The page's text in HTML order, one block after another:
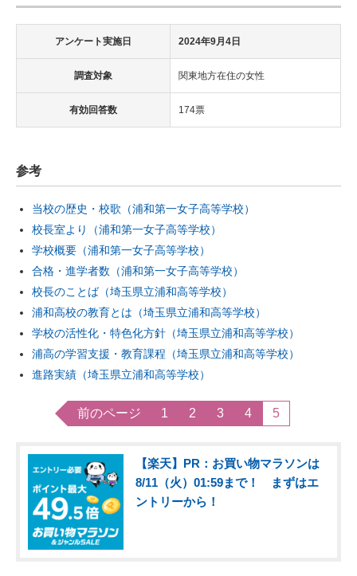
アンケート実施日 2024年9月4日
調査対象 関東地方在住の女性
有効回答数 174票
参考
当校の歴史・校歌（浦和第一女子高等学校）
校長室より（浦和第一女子高等学校）
学校概要（浦和第一女子高等学校）
合格・進学者数（浦和第一女子高等学校）
校長のことば（埼玉県立浦和高等学校）
浦和高校の教育とは（埼玉県立浦和高等学校）
学校の活性化・特色化方針（埼玉県立浦和高等学校）
浦高の学習支援・教育課程（埼玉県立浦和高等学校）
進路実績（埼玉県立浦和高等学校）
前のページ 1 2 3 4 5
【楽天】PR：お買い物マラソンは
8/11（火）01:59まで！ まずはエ
ントリーから！